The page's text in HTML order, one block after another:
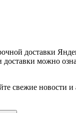
доставки
доставки можно
свежие новости и